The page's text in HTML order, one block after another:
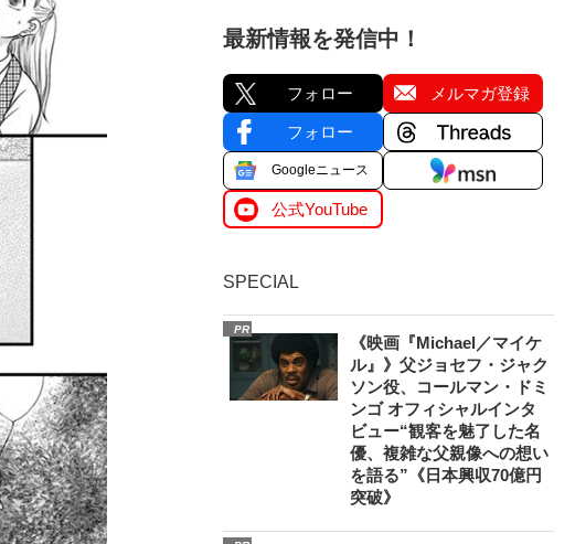
最新情報を発信中！
フォロー メルマガ登録
フォロー
Googleニュース
公式YouTube
SPECIAL
PR
《映画『Michael／マイケ
ル』》父ジョセフ・ジャク
ソン役、コールマン・ドミ
ンゴ オフィシャルインタ
ビュー“観客を魅了した名
優、複雑な父親像への想い
を語る”《日本興収70億円
突破》